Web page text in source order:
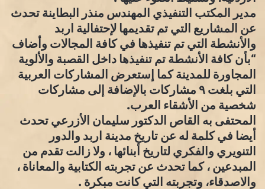
مدير المكتب التنفيذي المهندس منذر البطاينة تحدث
عن المشاريع التي تم تقديمها لإحتفالية اربد
والأنشطة التي تم تنفيذها في كافة المجالات وأضاف
“بأن كافة الأنشطة تم تنفيذها داخل القصبة والألوية
المجاورة للمدينة كما إستعرض المشاركات العربية
التي بلغت ٩ مشاركات بالإضافة إلى مشاركات
شخصية من الأشقاء العرب.
المحتفى به القاص الدكتور سليمان الأزرعي تحدث
أيضا في كلمة له عن تاريخ مدينة اربد والدور
التنويري والفكري لتاريخ أبنائها ، ولا زالت تقدم من
المبدعين ، كما تحدث عن تجربته الكتابية والمعاناة ،
والاصدقاء، وتجربته التي كانت مبكرة .